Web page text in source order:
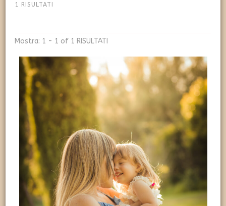
1 RISULTATI
Mostra: 1 - 1 of 1 RISULTATI